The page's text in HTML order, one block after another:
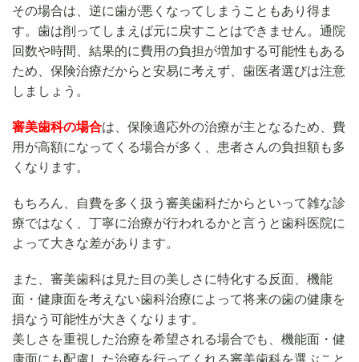
その場合は、逆に歯が悪くなってしまうこともあり得ま
す。歯は削ってしまえば元に戻すことはできません。通院
回数や時間、結果的に費用の負担が増加する可能性もある
ため、保険治療だからと安易に考えず、歯医者選びは注意
しましょう。
審美歯科の場合は、保険適応外の治療が主となるため、費
用が高額になってくる場合が多く、患者さんの負担額も多
くなります。
もちろん、自費を多く扱う審美歯科だからといって雑な診
療ではなく、丁寧に治療が行われるかと言うと歯科医院に
よって大きな差があります。
また、審美歯科は見た目の美しさに特化する反面、機能
面・健康面を考えない歯科治療によって将来の歯の健康を
損なう可能性が大きくなります。
美しさを重視した治療を希望される場合でも、機能面・健